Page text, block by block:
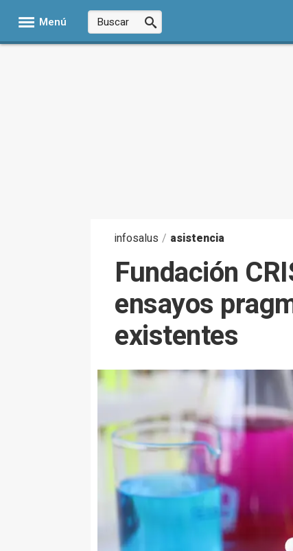
Menú
infosalus / asistencia
Fundación
ensayos
existentes